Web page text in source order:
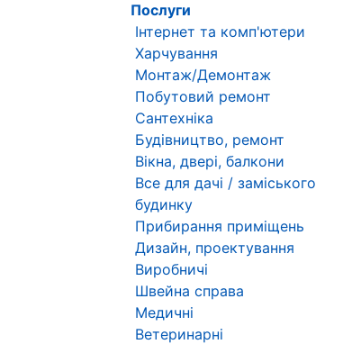
Послуги
Інтернет та комп'ютери
Харчування
Монтаж/Демонтаж
Побутовий ремонт
Сантехніка
Будівництво, ремонт
Вікна, двері, балкони
Все для дачі / заміського
будинку
Прибирання приміщень
Дизайн, проектування
Виробничі
Швейна справа
Медичні
Ветеринарні